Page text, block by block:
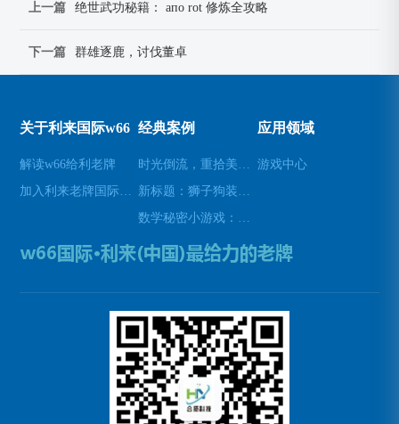
上一篇 绝世武功秘籍： апо rot 修炼全攻略
下一篇 群雄逐鹿，讨伐董卓
关于利来国际w66
解读w66给利老牌
经典案例 应用领域
游戏中心